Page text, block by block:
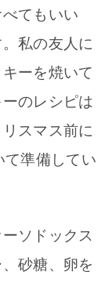
てもいい
私の友人に
ーを焼いて
のレシピは
スマス前に
準備してい
ソドックス
砂糖、卵を